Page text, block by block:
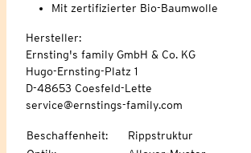
Mit zertifizierter Bio-Baumwolle
Hersteller:
Ernsting's family GmbH & Co. KG
Hugo-Ernsting-Platz 1
D-48653 Coesfeld-Lette
service@ernstings-family.com
Beschaffenheit:
Rippstruktur